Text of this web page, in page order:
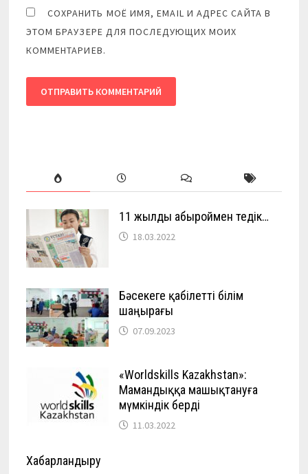
СОХРАНИТЬ МОЁ ИМЯ, EMAIL И АДРЕС САЙТА В
ЭТОМ БРАУЗЕРЕ ДЛЯ ПОСЛЕДУЮЩИХ МОИХ
КОММЕНТАРИЕВ.
11 жылды абыроймен өтедік…
18.03.2022
Бәсекеге қабілетті білім
шаңырағы
07.09.2023
«Worldskills Kazakhstan»:
Мамандыққа машықтануға
мүмкіндік берді
11.03.2022
Хабарландыру